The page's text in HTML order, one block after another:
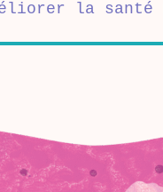
la santé